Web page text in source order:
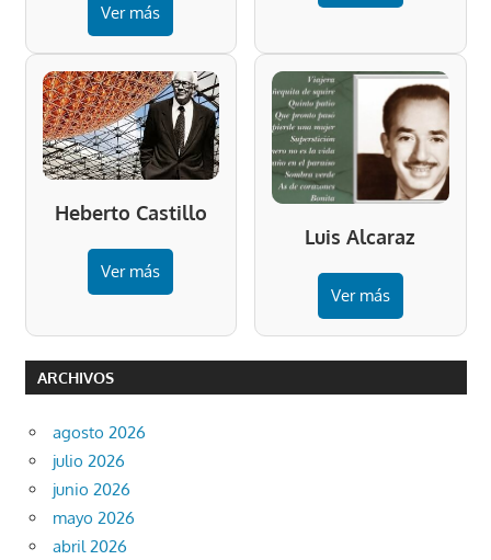
Ver más
Heberto Castillo
Ver más
Luis Alcaraz
Ver más
ARCHIVOS
agosto 2026
julio 2026
junio 2026
mayo 2026
abril 2026